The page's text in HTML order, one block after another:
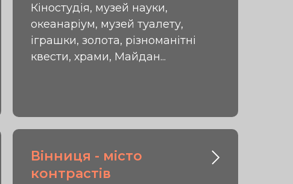
Кіностудія, музей науки,
океанаріум, музей туалету,
іграшки, золота, різноманітні
квести, храми, Майдан...
Вінниця - місто
контрастів